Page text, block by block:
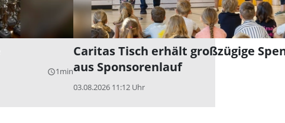
query_builder1min
Caritas Tisch erhält großzügige
aus Sponsorenlauf
03.08.2026 11:12 Uhr